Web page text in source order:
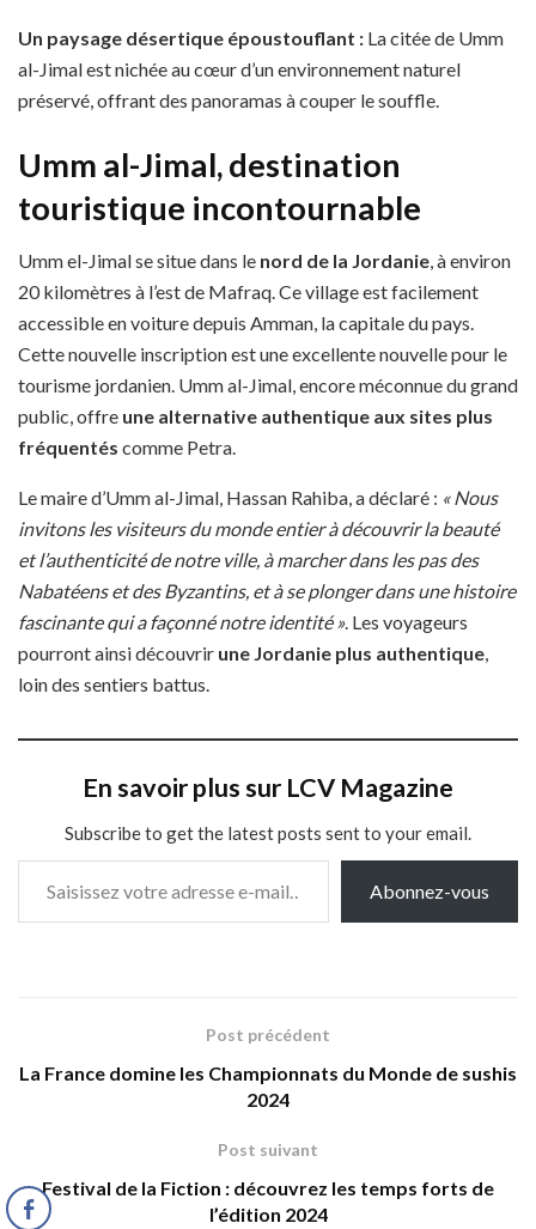
Un paysage désertique époustouflant : La citée de Umm
al-Jimal est nichée au cœur d’un environnement naturel
préservé, offrant des panoramas à couper le souffle.
Umm al-Jimal, destination
touristique incontournable
Umm el-Jimal se situe dans le nord de la Jordanie, à environ
20 kilomètres à l’est de Mafraq. Ce village est facilement
accessible en voiture depuis Amman, la capitale du pays.
Cette nouvelle inscription est une excellente nouvelle pour le
tourisme jordanien. Umm al-Jimal, encore méconnue du grand
public, offre une alternative authentique aux sites plus
fréquentés comme Petra.
Le maire d’Umm al-Jimal, Hassan Rahiba, a déclaré : « Nous
invitons les visiteurs du monde entier à découvrir la beauté
et l’authenticité de notre ville, à marcher dans les pas des
Nabatéens et des Byzantins, et à se plonger dans une histoire
fascinante qui a façonné notre identité ». Les voyageurs
pourront ainsi découvrir une Jordanie plus authentique,
loin des sentiers battus.
En savoir plus sur LCV Magazine
Subscribe to get the latest posts sent to your email.
Saisissez votre adresse e-mail…
Abonnez-vous
Post précédent
La France domine les Championnats du Monde de sushis
2024
Post suivant
Festival de la Fiction : découvrez les temps forts de
l’édition 2024